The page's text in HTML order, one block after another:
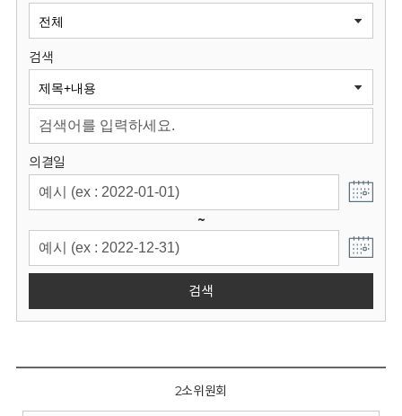
원
회
검색
의결일
~
검색
2소위원회